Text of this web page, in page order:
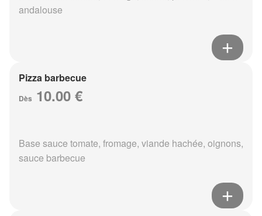
andalouse
Pizza barbecue
Dès 10.00 €
Base sauce tomate, fromage, viande hachée, oignons,
sauce barbecue